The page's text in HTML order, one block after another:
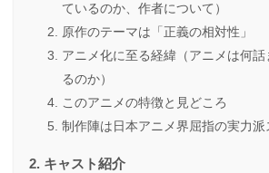
ているのか、作者について）
原作のテーマは「正義の相対性」
アニメ化に至る経緯（アニメは何
るのか）
このアニメの特徴と見どころ
制作陣は日本アニメ界屈指の実力派
キャスト紹介